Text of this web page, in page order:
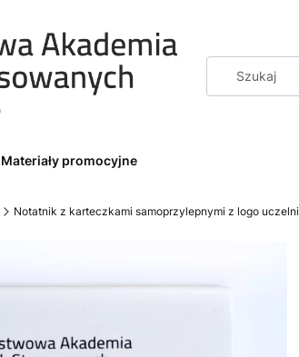
Materiały promocyjne
Notatnik z karteczkami samoprzylepnymi z logo uczelni